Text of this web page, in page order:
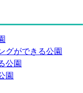
グができる公園
公園
園